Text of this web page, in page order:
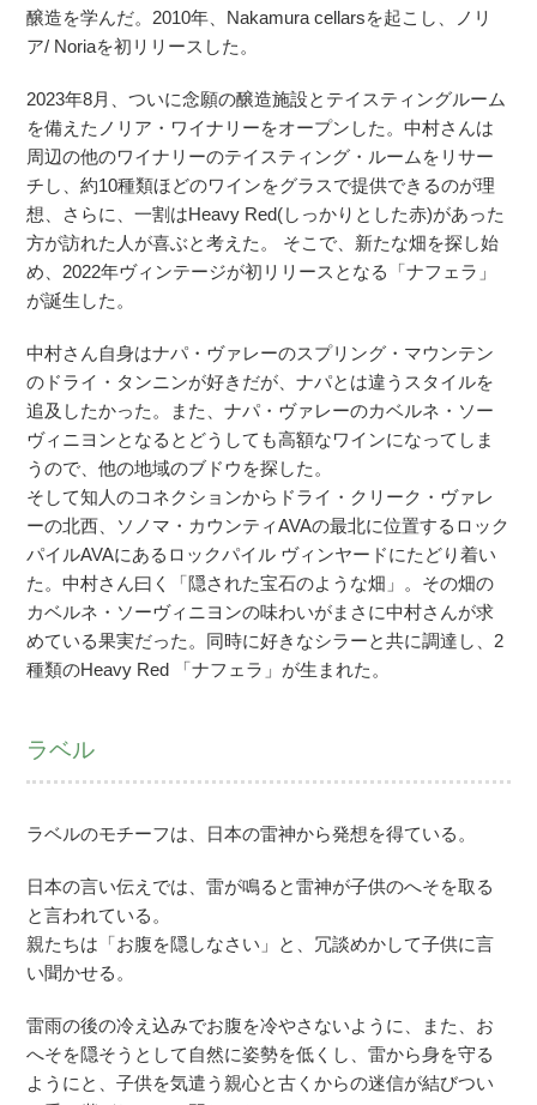
醸造を学んだ。2010年、Nakamura cellarsを起こし、ノリ
ア/ Noriaを初リリースした。
2023年8月、ついに念願の醸造施設とテイスティングルーム
を備えたノリア・ワイナリーをオープンした。中村さんは
周辺の他のワイナリーのテイスティング・ルームをリサー
チし、約10種類ほどのワインをグラスで提供できるのが理
想、さらに、一割はHeavy Red(しっかりとした赤)があった
方が訪れた人が喜ぶと考えた。 そこで、新たな畑を探し始
め、2022年ヴィンテージが初リリースとなる「ナフェラ」
が誕生した。
中村さん自身はナパ・ヴァレーのスプリング・マウンテン
のドライ・タンニンが好きだが、ナパとは違うスタイルを
追及したかった。また、ナパ・ヴァレーのカベルネ・ソー
ヴィニヨンとなるとどうしても高額なワインになってしま
うので、他の地域のブドウを探した。
そして知人のコネクションからドライ・クリーク・ヴァレ
ーの北西、ソノマ・カウンティAVAの最北に位置するロック
パイルAVAにあるロックパイル ヴィンヤードにたどり着い
た。中村さん曰く「隠された宝石のような畑」。その畑の
カベルネ・ソーヴィニヨンの味わいがまさに中村さんが求
めている果実だった。同時に好きなシラーと共に調達し、2
種類のHeavy Red 「ナフェラ」が生まれた。
ラベル
ラベルのモチーフは、日本の雷神から発想を得ている。
日本の言い伝えでは、雷が鳴ると雷神が子供のへそを取る
と言われている。
親たちは「お腹を隠しなさい」と、冗談めかして子供に言
い聞かせる。
雷雨の後の冷え込みでお腹を冷やさないように、また、お
へそを隠そうとして自然に姿勢を低くし、雷から身を守る
ようにと、子供を気遣う親心と古くからの迷信が結びつい